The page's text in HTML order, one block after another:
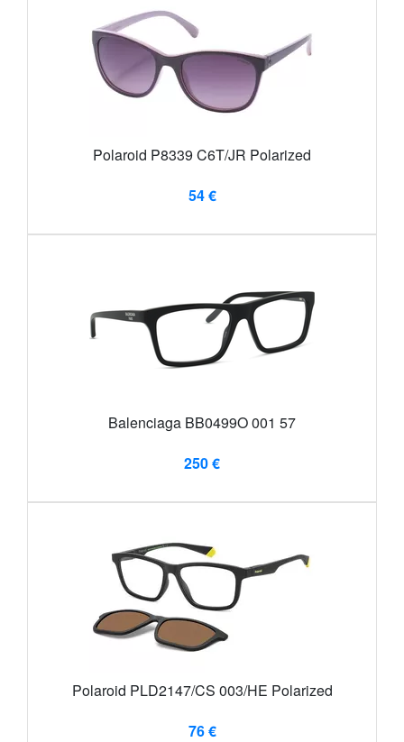
Polaroid P8339 C6T/JR Polarized
54 €
Balenciaga BB0499O 001 57
250 €
Polaroid PLD2147/CS 003/HE Polarized
76 €